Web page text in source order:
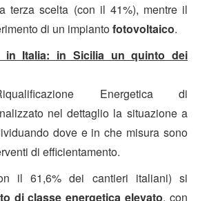
terza scelta (con il 41%), mentre il
di un impiantofotovoltaico.
in Italia: in Sicilia un quinto dei
Energetica
di
nel dettaglio la situazione a
dove e in che misura sono
di efficientamento.
il 61,6% dei cantieri italiani) si
di classe energetica elevato, con